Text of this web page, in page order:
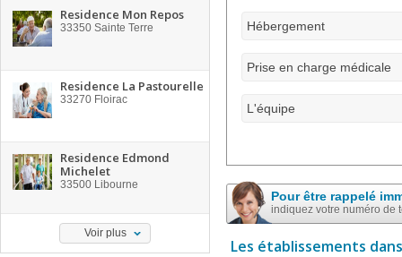
Residence Mon Repos
33350 Sainte Terre
Residence La Pastourelle
33270 Floirac
Residence Edmond
Michelet
33500 Libourne
Voir plus
Hébergement
Prise en charge médicale
L'équipe
Pour être rappelé
indiquez votre numéro de
Les établissements